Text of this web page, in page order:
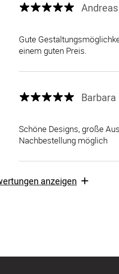
Gute
einem guten Preis.
Barbara
Schöne Designs, große
Nachbestellung möglich
anzeigen